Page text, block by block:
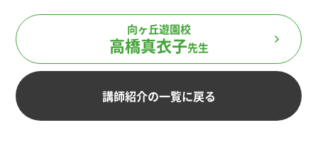
講師紹介の一覧に戻る
向ヶ丘遊園校
高橋真衣子先生